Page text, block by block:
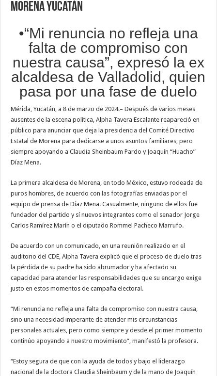
Morena Yucatán
•“Mi renuncia no refleja una
falta de compromiso con
nuestra causa”, expresó la ex
alcaldesa de Valladolid, quien
pasa por una fase de duelo
Mérida, Yucatán, a 8 de marzo de 2024.– Después de varios meses
ausentes de la escena política, Alpha Tavera Escalante reapareció en
público para anunciar que deja la presidencia del Comité Directivo
Estatal de Morena para dedicarse a unos asuntos familiares, pero
siempre apoyando a Claudia Sheinbaum Pardo y Joaquín “Huacho”
Díaz Mena.
La primera alcaldesa de Morena, en todo México, estuvo rodeada de
puros hombres, de acuerdo con las fotografías enviadas por el
equipo de prensa de Díaz Mena. Casualmente, ninguno de ellos fue
fundador del partido y sí nuevos integrantes como el senador Jorge
Carlos Ramírez Marín o el diputado Rommel Pacheco Marrufo.
De acuerdo con un comunicado, en una reunión realizado en el
auditorio del CDE, Alpha Tavera explicó que el proceso de duelo tras
la pérdida de su padre ha sido abrumador y ha afectado su
capacidad para atender las responsabilidades que su encargo exige
justo en estos momentos de campaña electoral.
“Mi renuncia no refleja una falta de compromiso con nuestra causa,
sino una necesidad imperante de atender mis circunstancias
personales actuales, pero como siempre y desde el primer momento
continúo apoyando a nuestro movimiento”, manifestó la profesora.
“Estoy segura de que con la ayuda de todos y bajo el liderazgo
nacional de la doctora Claudia Sheinbaum y de la mano de Joaquín